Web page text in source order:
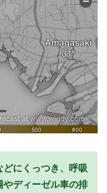
にくっつき、呼吸
やディーゼル車の排